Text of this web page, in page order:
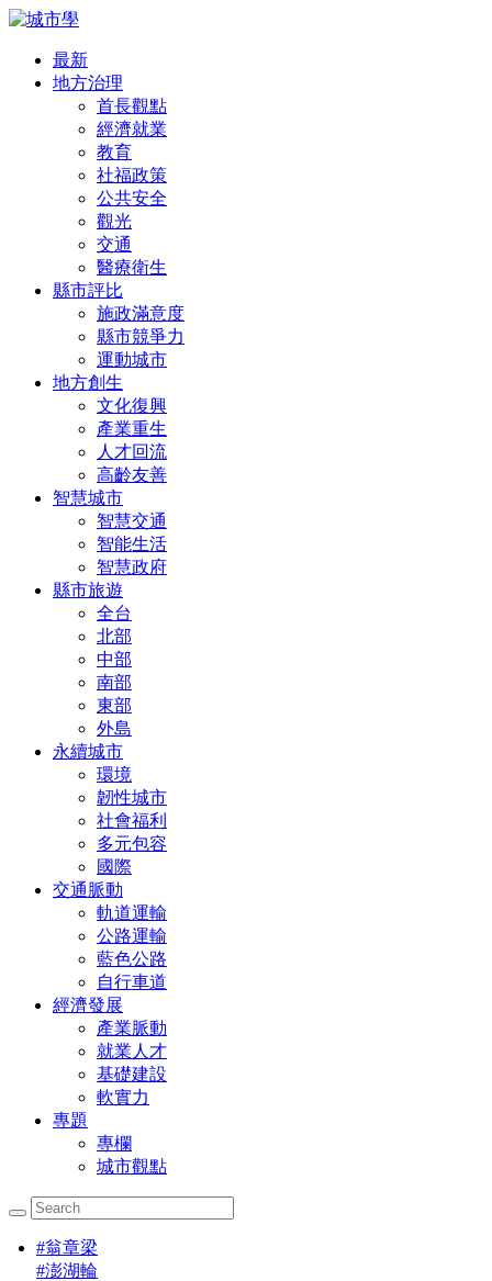
最新
地方治理
首長觀點
經濟就業
教育
社福政策
公共安全
觀光
交通
醫療衛生
縣市評比
施政滿意度
縣市競爭力
運動城市
地方創生
文化復興
產業重生
人才回流
高齡友善
智慧城市
智慧交通
智能生活
智慧政府
縣市旅遊
全台
北部
中部
南部
東部
外島
永續城市
環境
韌性城市
社會福利
多元包容
國際
交通脈動
軌道運輸
公路運輸
藍色公路
自行車道
經濟發展
產業脈動
就業人才
基礎建設
軟實力
專題
專欄
城市觀點
#翁章梁
#澎湖輪